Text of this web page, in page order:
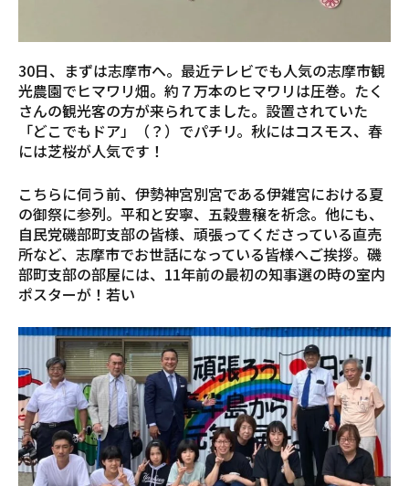
30日、まずは志摩市へ。最近テレビでも人気の志摩市観
光農園でヒマワリ畑。約７万本のヒマワリは圧巻。たく
さんの観光客の方が来られてました。設置されていた
「どこでもドア」（？）でパチリ。秋にはコスモス、春
には芝桜が人気です！
こちらに伺う前、伊勢神宮別宮である伊雑宮における夏
の御祭に参列。平和と安寧、五穀豊穣を祈念。他にも、
自民党磯部町支部の皆様、頑張ってくださっている直売
所など、志摩市でお世話になっている皆様へご挨拶。磯
部町支部の部屋には、11年前の最初の知事選の時の室内
ポスターが！若い